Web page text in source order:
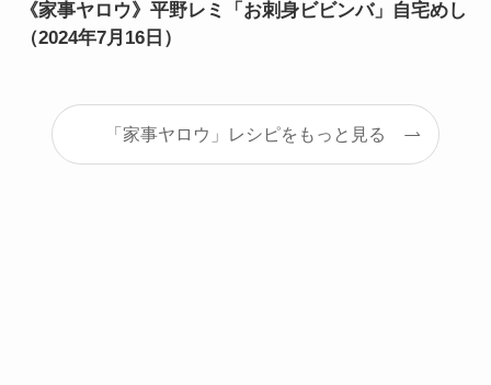
《家事ヤロウ》平野レミ「お刺身ビビンバ」自宅めし
（2024年7月16日）
「家事ヤロウ」レシピをもっと見る